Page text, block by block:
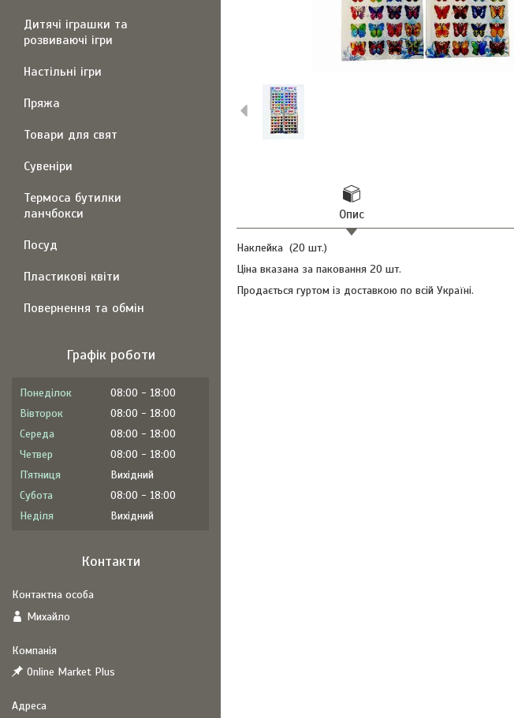
Опис
Наклейка (20 шт.)
Ціна вказана за паковання 20 шт.
Продається гуртом із доставкою по всій Україні.
Дитячі іграшки та
розвиваючі ігри
Настільні ігри
Пряжа
Товари для свят
Сувеніри
Термоса бутилки
ланчбокси
Посуд
Пластикові квіти
Повернення та обмін
Графік роботи
Понеділок 08:00
18:00
Вівторок
08:00
18:00
Середа
08:00
18:00
Четвер
08:00
18:00
Пʼятниця
Вихідний
Субота
08:00
18:00
Неділя
Вихідний
Контакти
Михайло
Online Market Plus